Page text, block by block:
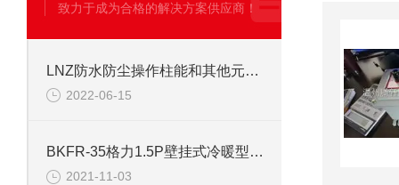
致力于成为合格的解决方案供应商！
LNZ防水防尘操作柱能和其他元件任意组合吗
2022-06-15
BKFR-35格力1.5P壁挂式冷暖型防爆空调器
2021-11-03